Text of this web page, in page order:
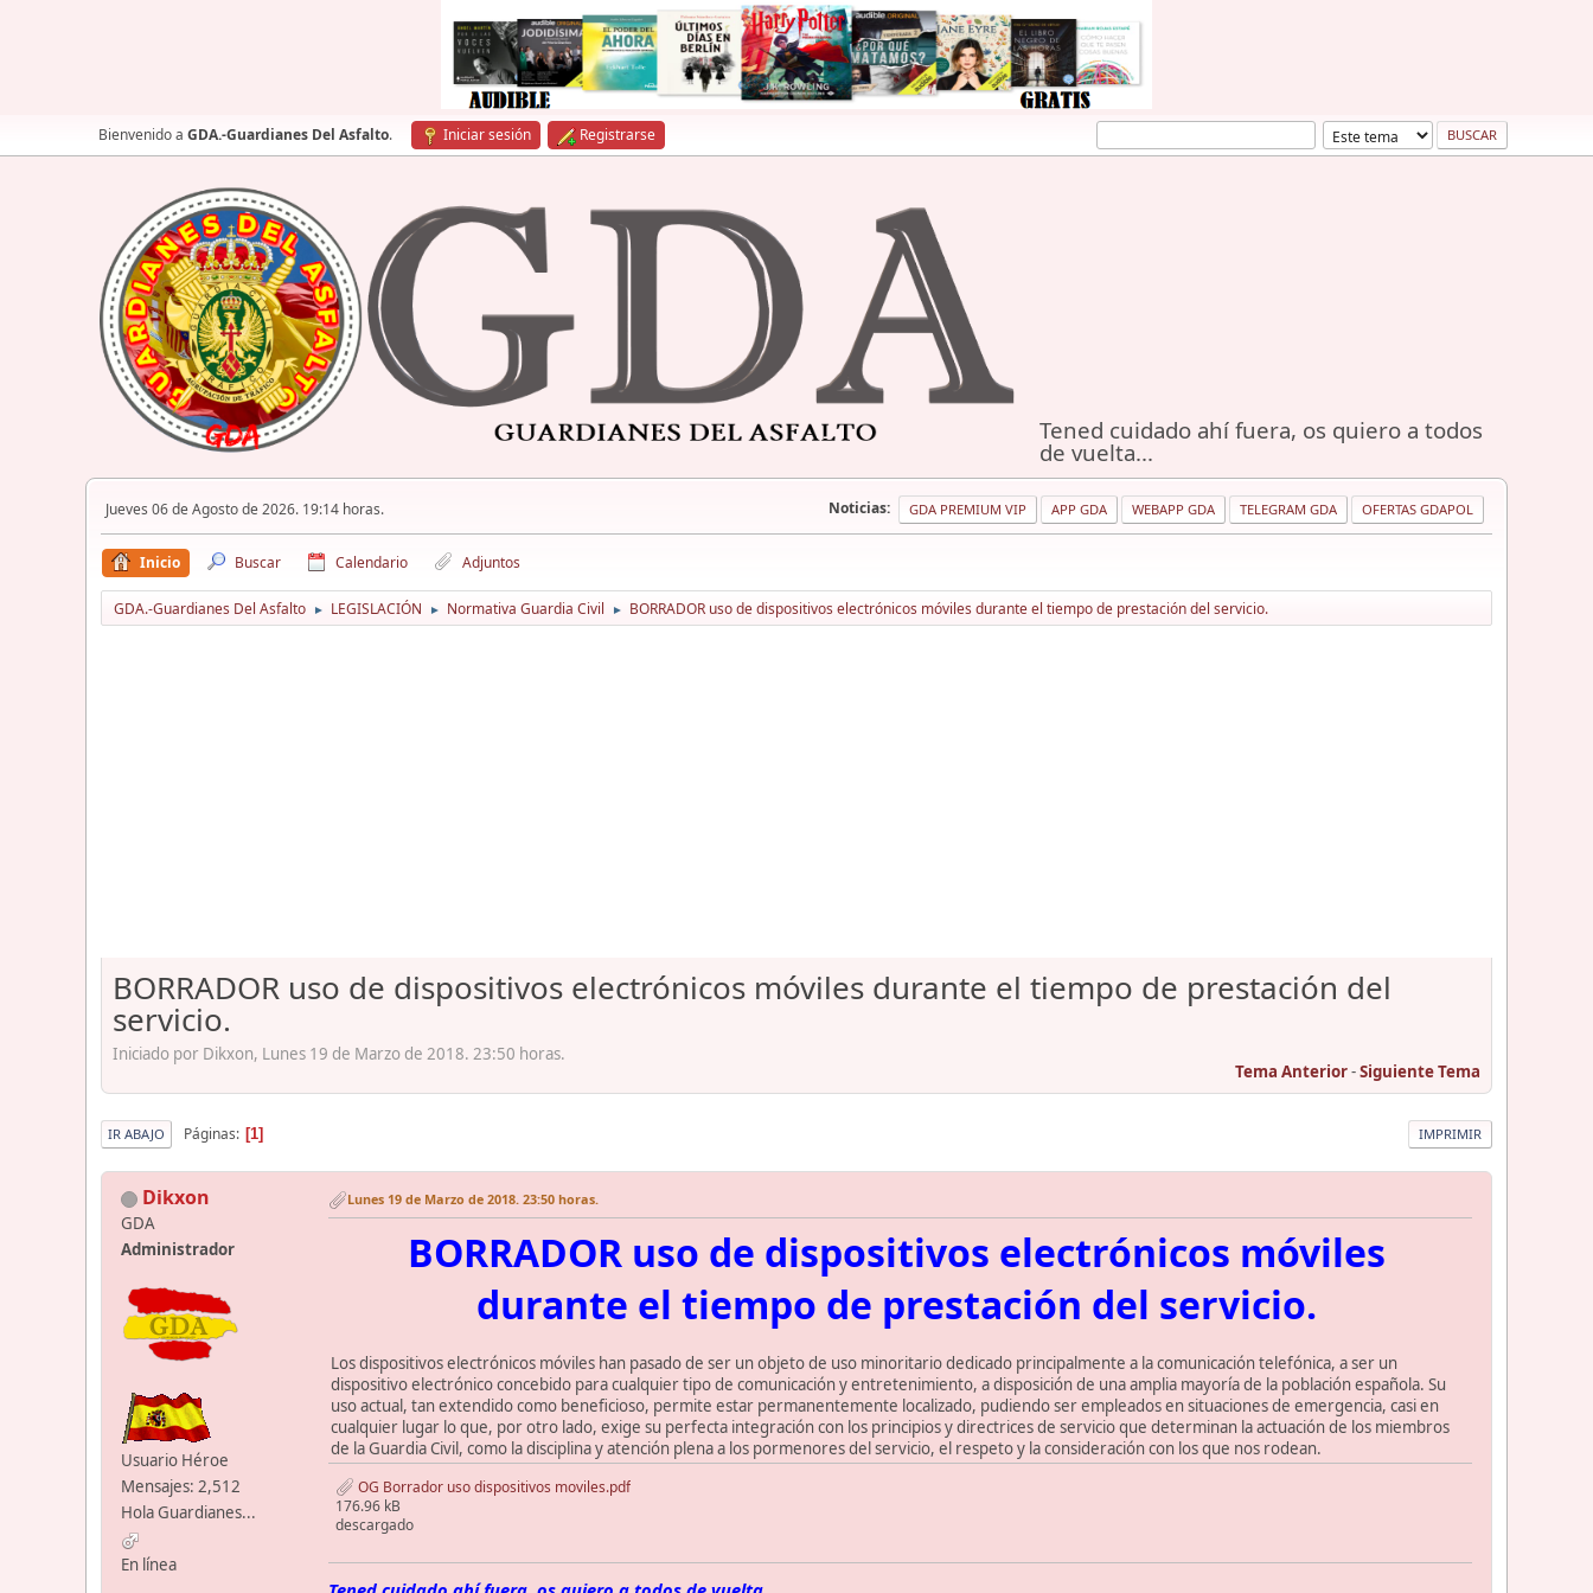
Bienvenido a GDA.-Guardianes Del Asfalto. Iniciar sesión Registrarse
Tened cuidado ahí fuera, os quiero a todos
de vuelta...
Jueves 06 de Agosto de 2026. 19:14 horas. Noticias: GDA PREMIUM VIP APP GDA WEBAPP GDA TELEGRAM GDA OFERTAS GDAPOL
Inicio Buscar Calendario Adjuntos
GDA.-Guardianes Del Asfalto ► LEGISLACIÓN ► Normativa Guardia Civil ► BORRADOR uso de dispositivos electrónicos móviles durante el tiempo de prestación del servicio.
BORRADOR uso de dispositivos electrónicos móviles durante el tiempo de prestación del
servicio.
Iniciado por Dikxon, Lunes 19 de Marzo de 2018. 23:50 horas.
Tema Anterior-Siguiente Tema
IMPRIMIR
IR ABAJO Páginas 1
Dikxon
GDA
Administrador
Usuario Héroe
Mensajes: 2,512
Hola Guardianes...
En línea
Lunes 19 de Marzo de 2018. 23:50 horas.
BORRADOR uso de dispositivos electrónicos móviles
durante el tiempo de prestación del servicio.
Los dispositivos electrónicos móviles han pasado de ser un objeto de uso minoritario dedicado principalmente a la comunicación telefónica, a ser un
dispositivo electrónico concebido para cualquier tipo de comunicación y entretenimiento, a disposición de una amplia mayoría de la población española. Su
uso actual, tan extendido como beneficioso, permite estar permanentemente localizado, pudiendo ser empleados en situaciones de emergencia, casi en
cualquier lugar lo que, por otro lado, exige su perfecta integración con los principios y directrices de servicio que determinan la actuación de los miembros
de la Guardia Civil, como la disciplina y atención plena a los pormenores del servicio, el respeto y la consideración con los que nos rodean.
OG Borrador uso dispositivos moviles.pdf
176.96 kB
descargado